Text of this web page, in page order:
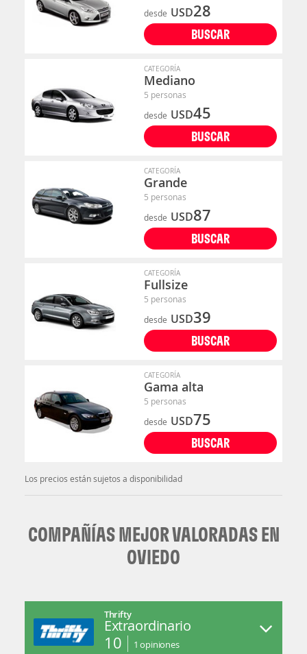
desde USD28
BUSCAR
CATEGORÍA
Mediano
5 personas
desde USD45
BUSCAR
CATEGORÍA
Grande
5 personas
desde USD87
BUSCAR
CATEGORÍA
Fullsize
5 personas
desde USD39
BUSCAR
CATEGORÍA
Gama alta
5 personas
desde USD75
BUSCAR
Los precios están sujetos a disponibilidad
COMPAÑÍAS MEJOR VALORADAS EN
OVIEDO
Thrifty
Extraordinario
10 1 opiniones